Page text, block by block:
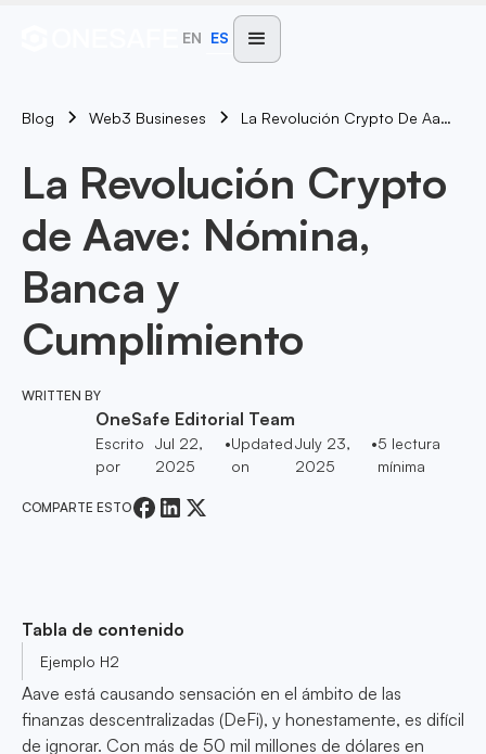
EN ES
Blog Web3 Busineses La Revolución Crypto De Aave: Nómina, Banca Y Cumplimiento
La Revolución Crypto
de Aave: Nómina,
Banca y
Cumplimiento
WRITTEN BY
OneSafe Editorial Team
Escrito
por
Jul 22,
2025
•Updated
on
July 23,
2025
•5 lectura
mínima
COMPARTE ESTO
Tabla de contenido
Ejemplo H2
Aave está causando sensación en el ámbito de las
finanzas descentralizadas (DeFi), y honestamente, es difícil
de ignorar. Con más de 50 mil millones de dólares en